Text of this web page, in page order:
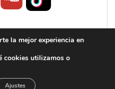
uni.es
la mejor experiencia en
cookies utilizamos o
Ajustes